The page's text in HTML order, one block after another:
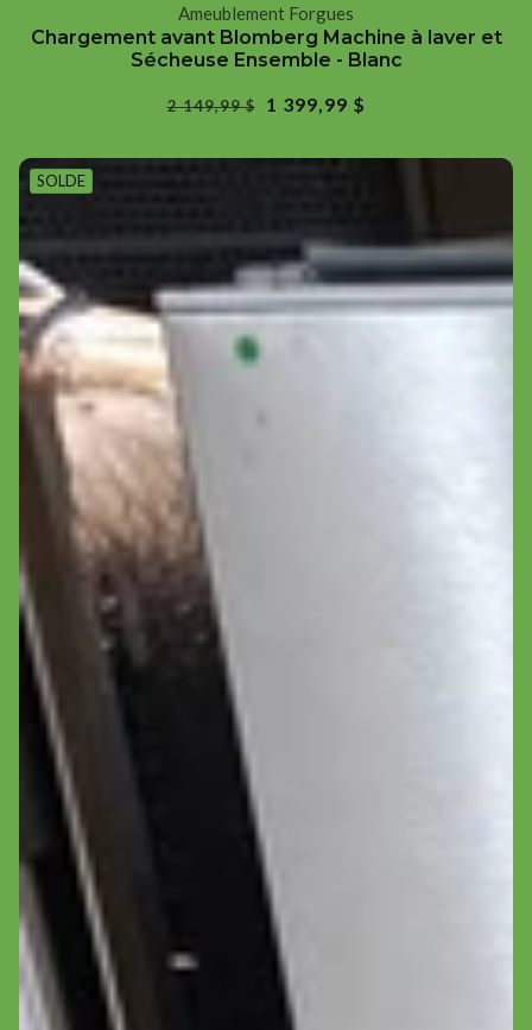
Fournisseur
:
Ameublement Forgues
Chargement avant Blomberg Machine à laver et
Sécheuse Ensemble - Blanc
Prix
2 149,99 $
Prix
vente
1 399,99 $
SOLDE